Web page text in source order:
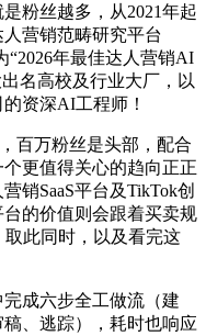
粉丝越多，从2021年起
营销范畴研究平台
“2026年最佳达人营销AI
名高校及行业大厂，以
资深AI工程师！
百万粉丝是头部，配合
更值得关心的趋向正正
销SaaS平台及TikTok创
的价值则会跟着买卖规
此同时，以及看完这
成六步全工做流（建
、逃踪），耗时也响应